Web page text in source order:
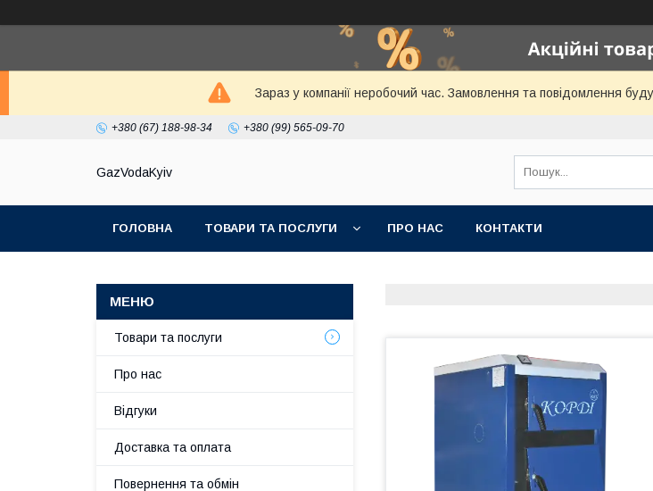
Зараз у компанії неробочий час. Замовлення та повідомлення
+380 (67) 188-98-34 +380 (99) 565-09-70
GazVodaKyiv
ГОЛОВНА ТОВАРИ ТА ПОСЛУГИ ПРО НАС КОНТАКТИ
Товари та послуги
Про нас
Відгуки
Доставка та оплата
Повернення та обмін